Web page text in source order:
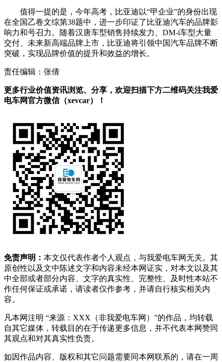
值得一提的是，今年高考，比亚迪以“甲企业”的身份出现
在全国乙卷文综第38题中，进一步印证了比亚迪汽车的品牌影
响力和号召力。随着汉唐车型销售持续发力、DM-i车型大量
交付、未来新高端品牌上市，比亚迪将引领中国汽车品牌不断
突破，实现品牌价值的提升和效益的增长。
责任编辑：张倩
更多行业价值资讯浏览、分享，欢迎扫描下方二维码关注我爱
电车网官方微信（xevcar）！
免责声明： 本文仅代表作者个人观点，与我爱电车网无关。其
原创性以及文中陈述文字和内容未经本网证实，对本文以及其
中全部或者部分内容、文字的真实性、完整性、及时性本站不
作任何保证或承诺，请读者仅作参考，并请自行核实相关内
容。
凡本网注明 “来源：XXX（非我爱电车网）”的作品，均转载
自其它媒体，转载目的在于传递更多信息，并不代表本网赞同
其观点和对其真实性负责。
如因作品内容、版权和其它问题需要同本网联系的，请在一周